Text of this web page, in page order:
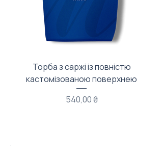
Торба з саржі із повністю
кастомізованою поверхнею
Ціна
540,00 ₴